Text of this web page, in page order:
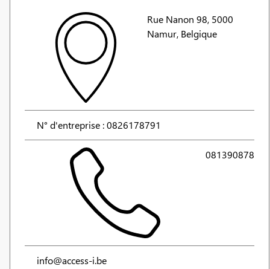
Rue Nanon 98, 5000
Namur, Belgique
N° d'entreprise : 0826178791
081390878
info@access-i.be